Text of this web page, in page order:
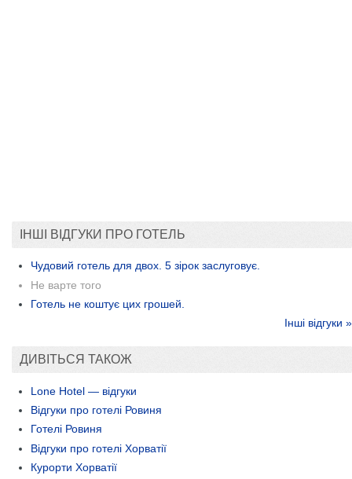
ІНШІ ВІДГУКИ ПРО ГОТЕЛЬ
Чудовий готель для двох. 5 зірок заслуговує.
Не варте того
Готель не коштує цих грошей.
Інші відгуки »
ДИВІТЬСЯ ТАКОЖ
Lone Hotel — відгуки
Відгуки про готелі Ровиня
Готелі Ровиня
Відгуки про готелі Хорватії
Курорти Хорватії